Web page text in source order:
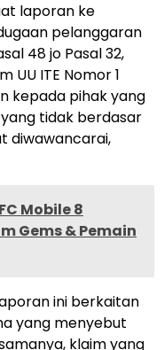
laporan ke
pelanggaran
48 jo Pasal 32,
UU ITE Nomor 1
kepada pihak yang
tidak berdasar
diwawancarai,
Mobile 8
Gems & Pemain
ini berkaitan
yang menyebut
klaim yang